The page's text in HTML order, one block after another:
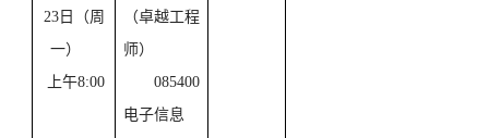
23日（周
一）
上午8:00
（卓越工程
师）
085400
电子信息